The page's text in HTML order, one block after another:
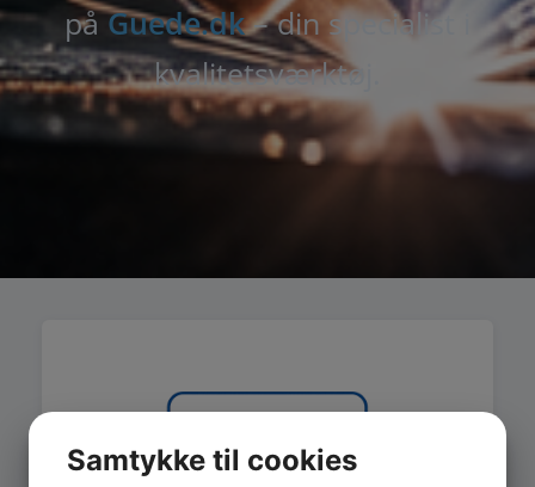
påGuede.dk– din specialist i
kvalitetsværktøj.
Samtykke til cookies